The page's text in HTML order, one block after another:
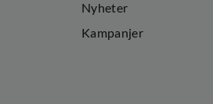
Nyheter
Kampanjer